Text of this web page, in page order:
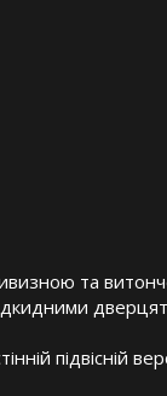
та
підвісній